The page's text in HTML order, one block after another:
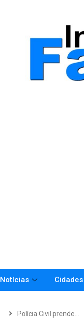
Notícias Cidades
Polícia Civil prende…